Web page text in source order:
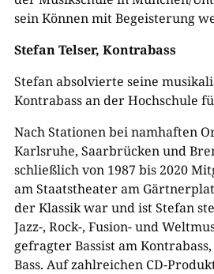
sein Können mit Begeisterung
Stefan Telser, Kontrabass
Stefan absolvierte seine
Kontrabass an der Hochschule
Nach Stationen bei namhaften
Karlsruhe, Saarbrücken und
schließlich von 1987 bis 2020
am Staatstheater am
der Klassik war und ist Stefan
Jazz-, Rock-, Fusion- und
gefragter Bassist am
Bass. Auf zahlreichen CD-​